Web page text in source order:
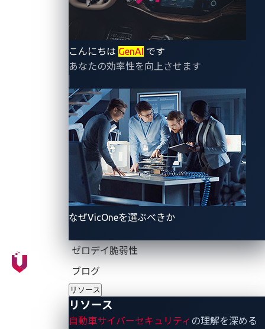
こんにちは GenAI です
あなたの効率性を向上させます
なぜVicOneを選ぶべきか
ゼロデイ脆弱性
ブログ
リソース
リソース
自動車サイバーセキュリティ の理解を深める
るサイバー脅威に関する深い洞察を共有してきまし
た。これらの取り組みは、当社が最新の自動車のセキ
ュリティに注力していることを示すものであり、
年における当社の取り組みの礎となっています。
自動車業界はコネクテッドカーの普及に伴い、より高
度化・巧妙化するサイバー攻撃の脅威にさらされてい
VicOneはパートナーと共にこうした課題に正面
から取り組み、自動車のエコシステム全体を保護する
包括的なソリューションを提供しています。
日から 10
日まで米国ネバダ州ラスベガスで
CES 2025のイベント期間中、当社はパート
ナーの協力のもと、新たな脅威から車両、ドライバ
ー、乗客そして機密データを保護するための革新的な
技術の展示をおこないます。
ブースでは、複雑化するサイバーセキュリティの状
VicOne
が自動車業界をどのように支援して
いるかをご覧いただけます。